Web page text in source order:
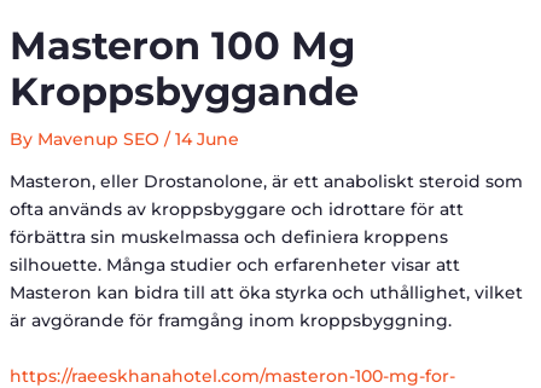
Masteron 100 Mg
Kroppsbyggande
By Mavenup SEO / 14 June
Masteron, eller Drostanolone, är ett anaboliskt steroid som
ofta används av kroppsbyggare och idrottare för att
förbättra sin muskelmassa och definiera kroppens
silhouette. Många studier och erfarenheter visar att
Masteron kan bidra till att öka styrka och uthållighet, vilket
är avgörande för framgång inom kroppsbyggning.
https://raeeskhanahotel.com/masteron-100-mg-for-